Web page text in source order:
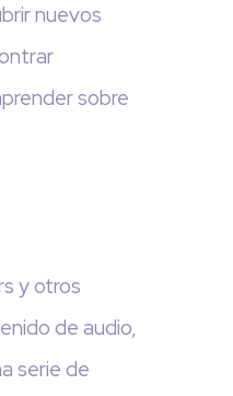
nuevos
sobre
y otros
de audio,
serie de